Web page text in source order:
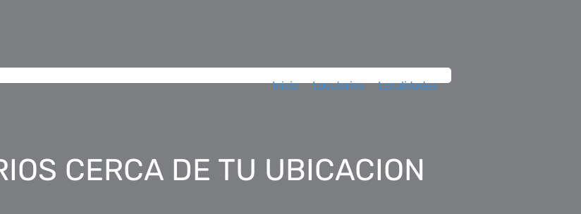
Inicio Locutorios Localidades
CERCA DE TU UBICACION